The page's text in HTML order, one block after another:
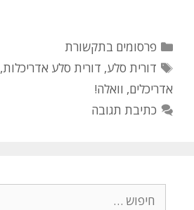
פרסומים בתקשורת
דורית סלע, דורית סלע אדריכלות,
אדריכלים, וואלה!
כתיבת תגובה